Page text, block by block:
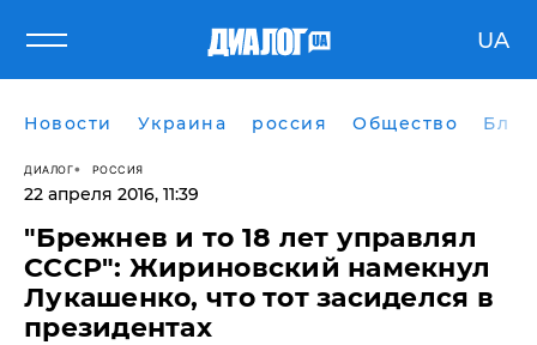
UA
Новости Украина россия Общество
ДИАЛОГ РОССИЯ
22 апреля 2016, 11:39
"Брежнев и то 18 лет управлял
СССР": Жириновский намекнул
Лукашенко, что тот засиделся в
президентах